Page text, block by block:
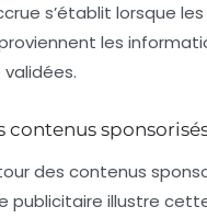
s’établit lorsque
les
contenus
des contenus
publicitaire illustre